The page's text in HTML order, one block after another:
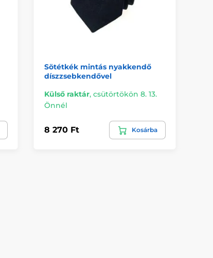
Sötétkék mintás nyakkendő
díszzsebkendővel
Külső raktár, csütörtökön 8. 13.
Önnél
8 270 Ft Kosárba